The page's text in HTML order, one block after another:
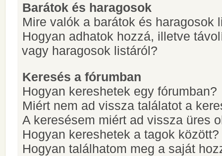
Barátok és haragosok
Mire valók a barátok és haragosok
Hogyan adhatok hozzá, illetve
vagy haragosok listáról?
Keresés a fórumban
Hogyan kereshetek egy fórumban?
Miért nem ad vissza találatot a
A keresésem miért ad vissza üres
Hogyan kereshetek a tagok között?
Hogyan találhatom meg a saját